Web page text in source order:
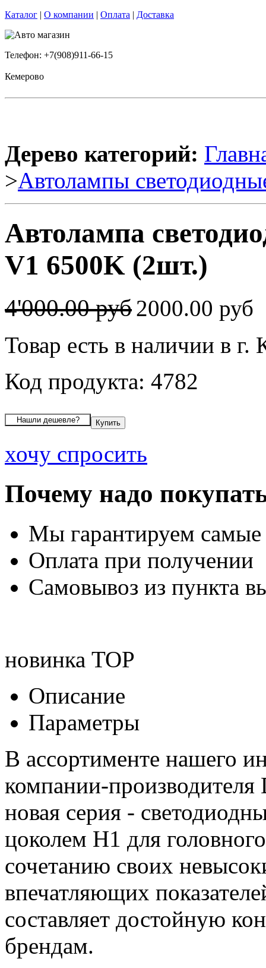
Каталог | О компании | Оплата | Доставка
Телефон: +7(908)911-66-15
Кемерово
Дерево категорий:
>Автолампы
Автолампа
V1 6500K (2шт.)
4'000.00 руб2000.00 руб
Товар есть в наличии в г.
Код продукта: 4782
хочу спросить
Почему надо
Мы гарантируем
Оплата при получении
Самовывоз из пункта
новинка TOP
Описание
Параметры
В ассортименте нашего
компании-производителя
новая серия -
цоколем H1 для
сочетанию своих
впечатляющих
составляет достойную
брендам.